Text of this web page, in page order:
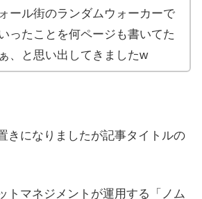
ール街のランダムウォーカーで
ったことを何ページも書いてた
、と思い出してきましたw
きになりましたが記事タイトルの
トマネジメントが運用する「ノム